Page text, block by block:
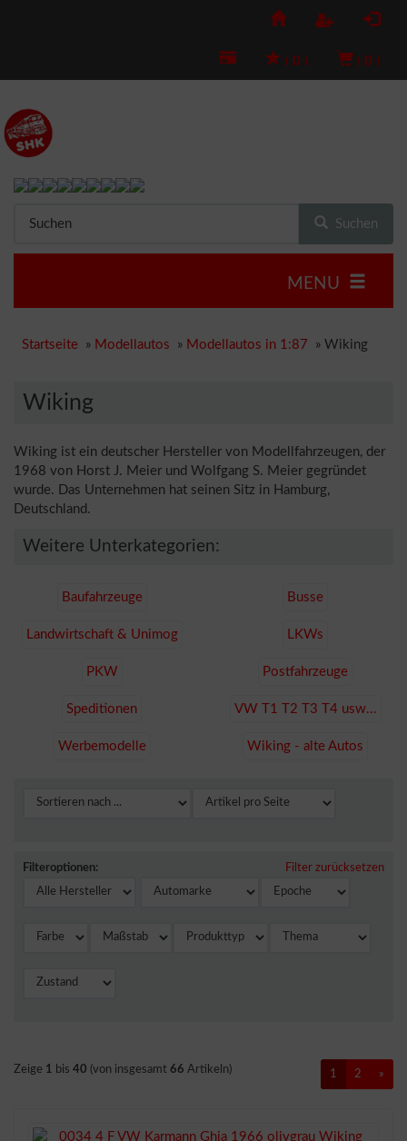
( 0 ) ( 0 )
Suchen
MENU
Startseite » Modellautos » Modellautos in 1:87 » Wiking
Wiking
Wiking ist ein deutscher Hersteller von Modellfahrzeugen, der
1968 von Horst J. Meier und Wolfgang S. Meier gegründet
wurde. Das Unternehmen hat seinen Sitz in Hamburg,
Deutschland.
Weitere Unterkategorien:
Baufahrzeuge Busse
Landwirtschaft & Unimog LKWs
PKW Postfahrzeuge
Speditionen VW T1 T2 T3 T4 usw...
Werbemodelle Wiking - alte Autos
Filteroptionen: Filter zurücksetzen
Zeige 1 bis 40 (von insgesamt 66 Artikeln) 1 2 »